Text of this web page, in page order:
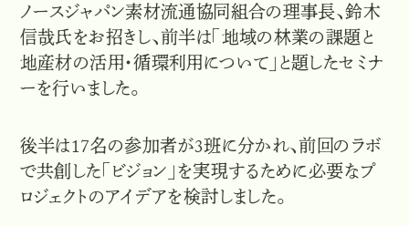
ノースジャパン素材流通協同組合の理事長、鈴木
信哉氏をお招きし、前半は「地域の林業の課題と
地産材の活用・循環利用について」と題したセミナ
ーを行いました。
後半は17名の参加者が3班に分かれ、前回のラボ
で共創した「ビジョン」を実現するために必要なプ
ロジェクトのアイデアを検討しました。